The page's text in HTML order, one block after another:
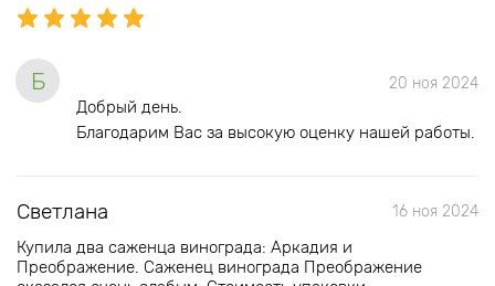
Б 20 ноя 2024
Добрый день.
Благодарим Вас за высокую оценку нашей работы.
Светлана 16 ноя 2024
Купила два саженца винограда: Аркадия и
Преображение. Саженец винограда Преображение